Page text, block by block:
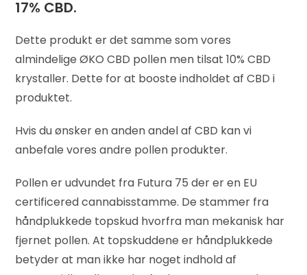
17% CBD.
Dette produkt er det samme som vores
almindelige ØKO CBD pollen men tilsat 10% CBD
krystaller. Dette for at booste indholdet af CBD i
produktet.
Hvis du ønsker en anden andel af CBD kan vi
anbefale vores andre pollen produkter.
Pollen er udvundet fra Futura 75 der er en EU
certificered cannabisstamme. De stammer fra
håndplukkede topskud hvorfra man mekanisk har
fjernet pollen. At topskuddene er håndplukkede
betyder at man ikke har noget indhold af